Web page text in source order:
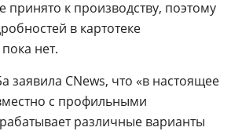
принято к производству, поэтому
в картотеке
нет.
заявила CNews, что «в настоящее
с профильными
различные варианты